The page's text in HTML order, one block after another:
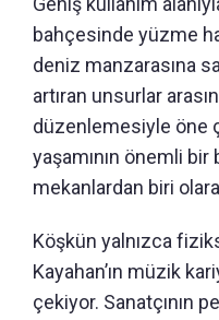
bahçesinde yüzme
deniz manzarasına
artıran unsurlar
düzenlemesiyle öne
yaşamının önemli bir
mekanlardan biri
Köşkün yalnızca
Kayahan’ın müzik
çekiyor. Sanatçının